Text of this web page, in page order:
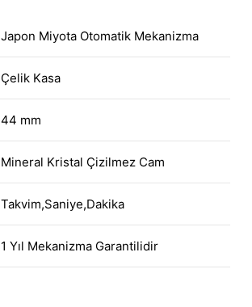
Japon Miyota Otomatik Mekanizma
Çelik Kasa
44 mm
Mineral Kristal Çizilmez Cam
Takvim,Saniye,Dakika
1 Yıl Mekanizma Garantilidir